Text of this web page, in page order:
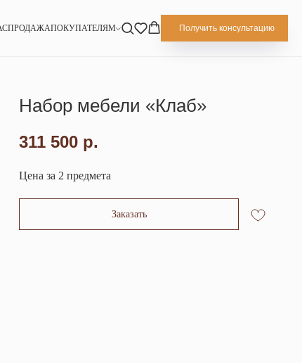
ПОКУПАТЕЛЯМ
Получить консультацию
Набор мебели «Клаб»
311 500 р.
Цена за 2 предмета
Заказать